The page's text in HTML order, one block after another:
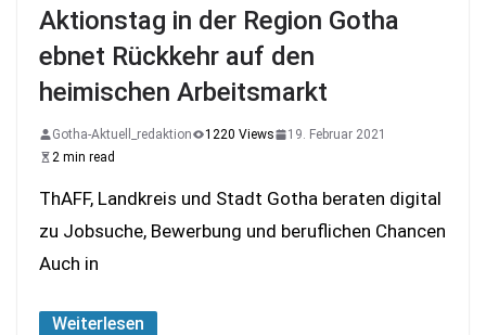
Aktionstag in der Region Gotha
ebnet Rückkehr auf den
heimischen Arbeitsmarkt
Gotha-Aktuell_redaktion 1220 Views
19. Februar 2021
2 min read
ThAFF, Landkreis und Stadt Gotha beraten digital
zu Jobsuche, Bewerbung und beruflichen Chancen
Auch in
Weiterlesen